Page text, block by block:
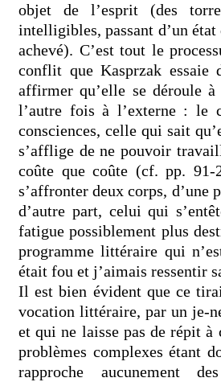
objet de l’esprit (des
intelligibles, passant d’un
achevé). C’est tout le
conflit que Kasprzak essaie
affirmer qu’elle se déroule
l’autre fois à l’externe : le
consciences, celle qui sait
s’afflige de ne pouvoir
coûte que coûte (cf. pp.
s’affronter deux corps,
d’autre part, celui qui
fatigue possiblement plus
programme littéraire qui
était fou et j’aimais ressentir
Il est bien évident que ce
vocation littéraire, par un je-
et qui ne laisse pas de répit à
problèmes complexes étant
rapproche aucunement